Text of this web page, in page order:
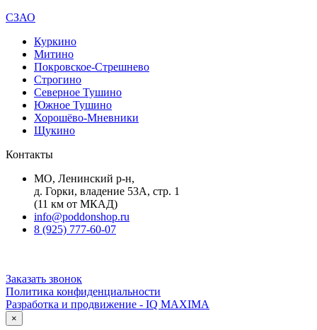
СЗАО
Куркино
Митино
Покровское-Стрешнево
Строгино
Северное Тушино
Южное Тушино
Хорошёво-Мневники
Щукино
Контакты
МО, Ленинский р-н,
д. Горки, владение 53А, стр. 1
(11 км от МКАД)
info@poddonshop.ru
8 (925) 777-60-07
Заказать звонок
Политика конфиденциальности
Разработка и продвижение - IQ MAXIMA
×